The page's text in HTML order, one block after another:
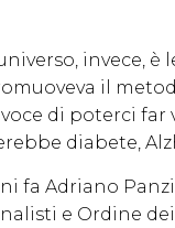
invece,
il
di poterci far
diabete,
fa Adriano
e Ordine